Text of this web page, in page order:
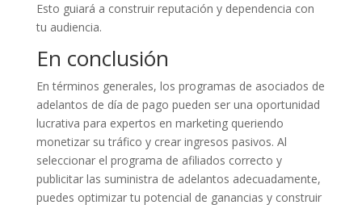
Esto guiará a construir reputación y dependencia con
tu audiencia.
En conclusión
En términos generales, los programas de asociados de
adelantos de día de pago pueden ser una oportunidad
lucrativa para expertos en marketing queriendo
monetizar su tráfico y crear ingresos pasivos. Al
seleccionar el programa de afiliados correcto y
publicitar las suministra de adelantos adecuadamente,
puedes optimizar tu potencial de ganancias y construir